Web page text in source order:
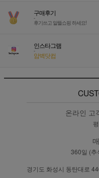
구매후기
-
후기쓰고 알뜰쇼핑 하세요!
인스타그램
-
암벽닷컴
온라인 고
360일 (추
경기도 화성시 동탄대로